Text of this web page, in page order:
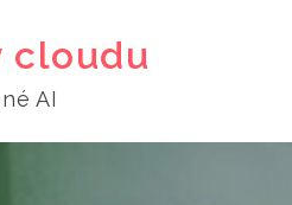
cloudu
AI